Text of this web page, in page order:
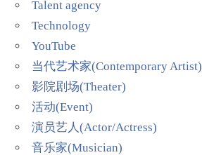
Talent agency
Technology
YouTube
当代艺术家(Contemporary Artist)
影院剧场(Theater)
活动(Event)
演员艺人(Actor/Actress)
音乐家(Musician)